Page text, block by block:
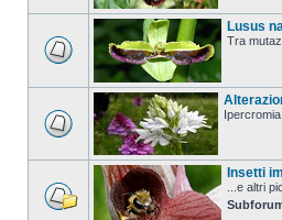
Lusus
Tra
Insetti
...e altri